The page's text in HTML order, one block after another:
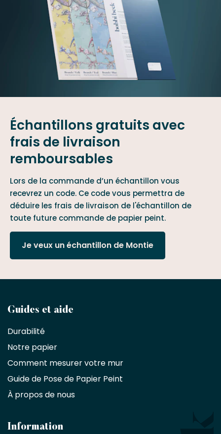
Échantillons gratuits avec
frais de livraison
remboursables
Lors de la commande d’un échantillon vous
recevrez un code. Ce code vous permettra de
déduire les frais de livraison de l'échantillon de
toute future commande de papier peint.
Je veux un échantillon de Montie
Devenez
partenaire
commercial
Décorateurs
d'intérieur,
designers
architectes
Guides et aide
Durabilité
Notre papier
Comment mesurer votre mur
Guide de Pose de Papier Peint
À propos de nous
Information